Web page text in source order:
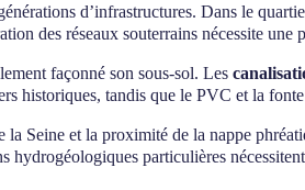
d’infrastructures. Dans le
des réseaux souterrains nécessite
façonné son sous-sol. Les
historiques, tandis que le PVC et la
la Seine et la proximité de la nappe
hydrogéologiques particulières